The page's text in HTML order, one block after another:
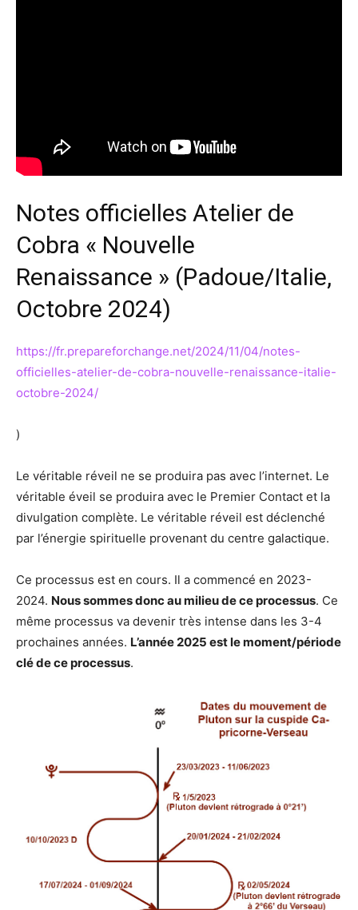
Notes officielles Atelier de
Cobra « Nouvelle
Renaissance » (Padoue/Italie,
Octobre 2024)
https://fr.prepareforchange.net/2024/11/04/notes-
officielles-atelier-de-cobra-nouvelle-renaissance-italie-
octobre-2024/
)
Le véritable réveil ne se produira pas avec l’internet. Le
véritable éveil se produira avec le Premier Contact et la
divulgation complète. Le véritable réveil est déclenché
par l’énergie spirituelle provenant du centre galactique.
Ce processus est en cours. Il a commencé en 2023-
2024. Nous sommes donc au milieu de ce processus. Ce
même processus va devenir très intense dans les 3-4
prochaines années. L’année 2025 est le moment/période
clé de ce processus.